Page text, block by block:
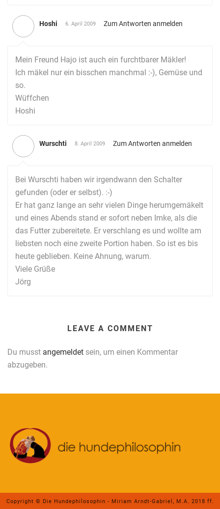
Hoshi 6. April 2009 Zum Antworten anmelden
Mein Freund Hajo ist auch ein furchtbarer Mäkler!
Ich mäkel nur ein bisschen manchmal :-), Gemüse und
so.
Wüffchen
Hoshi
Wurschti 8. April 2009 Zum Antworten anmelden
Bei Wurschti haben wir irgendwann den Schalter
gefunden (oder er selbst). :-)
Er hat ganz lange an sehr vielen Dinge herumgemäkelt
und eines Abends stand er sofort neben Imke, als die
das Futter zubereitete. Er verschlang es und wollte am
liebsten noch eine zweite Portion haben. So ist es bis
heute geblieben. Keine Ahnung, warum.
Viele Grüße
Jörg
LEAVE A COMMENT
Du musst angemeldet sein, um einen Kommentar
abzugeben.
Copyright © Die Hundephilosophin - Miriam Arndt-Gabriel, M.A. 2018 ff.